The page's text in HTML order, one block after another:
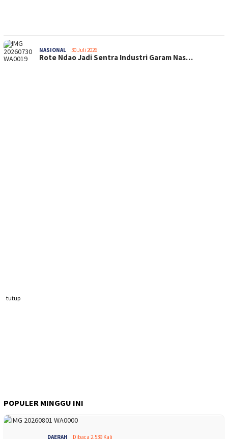
NASIONAL 30 Juli 2026
Rote Ndao Jadi Sentra Industri Garam Nas…
POPULER MINGGU INI
DAERAH Dibaca 2,539 Kali
tutup